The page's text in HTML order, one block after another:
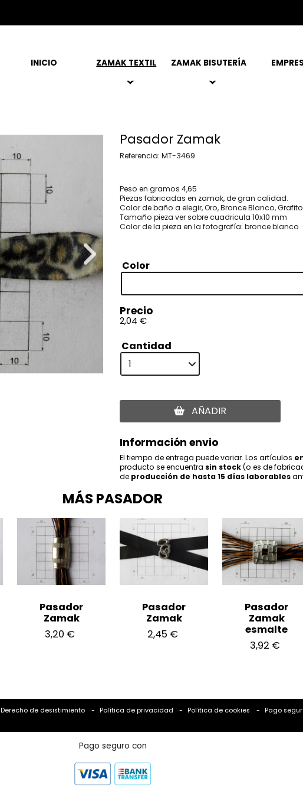
INICIO ZAMAK TEXTIL ZAMAK BISUTERÍA
Pasador Zamak
Referencia: MT-3469
Peso en gramos 4,65
Piezas fabricadas en zamak, de gran calidad.
Color de baño a elegir, Oro, Bronce Blanco,
Tamaño pieza ver sobre cuadricula 10x10 mm
Color de la pieza en la fotografía: bronce blanco
Color
Precio
2,04 €
Cantidad
AÑADIR
Información envio
El tiempo de entrega puede variar. Los artículos
producto se encuentra sin stock(o es de
de producción de hasta 15 días laborables
MÁS PASADOR
Pasador
Zamak
3,20 €
Pasador
Zamak
2,45 €
Pasador
Zamak
esmalte
3,92 €
Derecho de desistimiento Política de privacidad Política de cookies
Pago
Pago seguro con